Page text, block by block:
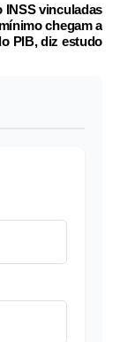
INSS vinculadas
chegam a
PIB, diz estudo